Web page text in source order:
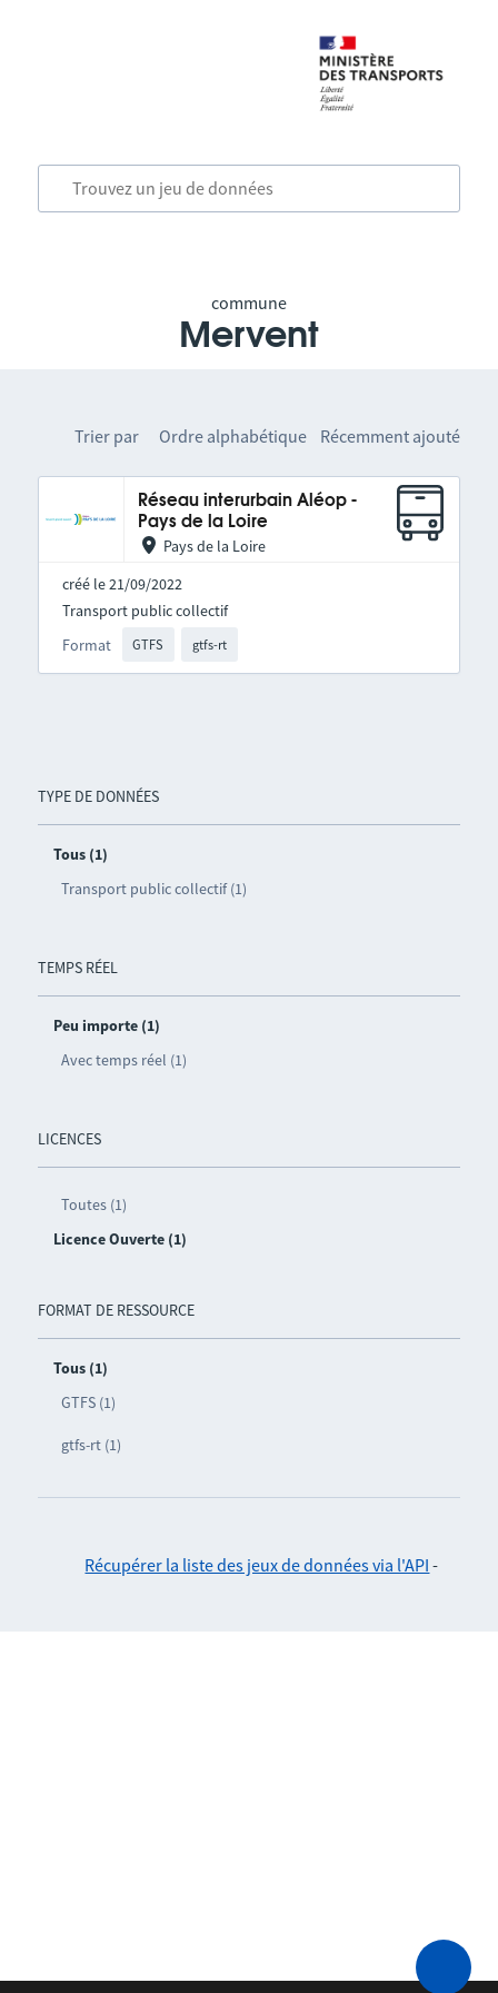
commune
Mervent
TYPE DE DONNÉES
Tous (1)
Transport public collectif (1)
TEMPS RÉEL
Peu importe (1)
Avec temps réel (1)
LICENCES
Toutes (1)
Licence Ouverte (1)
FORMAT DE RESSOURCE
Tous (1)
GTFS (1)
gtfs-rt (1)
Trier par Ordre alphabétique Récemment ajouté
Réseau interurbain Aléop -
Pays de la Loire
Pays de la Loire
créé le 21/09/2022
Format GTFS gtfs-rt
Transport public collectif
Récupérer la liste des jeux de données via l'API -